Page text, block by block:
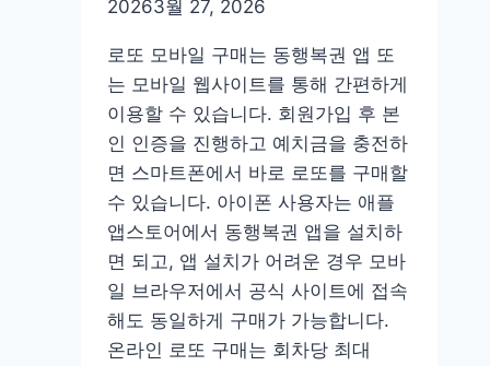
이
트
방
법
확
인
2025
20263월 27, 2026
로또 모바일 구매는 동행복권 앱 또
는 모바일 웹사이트를 통해 간편하게
이용할 수 있습니다. 회원가입 후 본
인 인증을 진행하고 예치금을 충전하
면 스마트폰에서 바로 로또를 구매할
수 있습니다. 아이폰 사용자는 애플
앱스토어에서 동행복권 앱을 설치하
면 되고, 앱 설치가 어려운 경우 모바
일 브라우저에서 공식 사이트에 접속
해도 동일하게 구매가 가능합니다.
온라인 로또 구매는 회차당 최대